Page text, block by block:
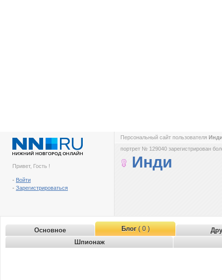
Привет, Гость !
- Войти
- Зарегистрироваться
Персональный сайт пользователя
портрет № 129040 зарегистрирован
Инди
Основное Блог( 0 )
Шпионаж